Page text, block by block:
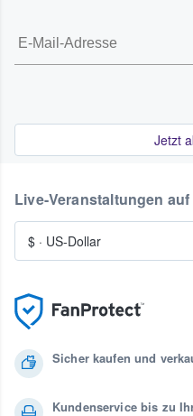
Jetzt
Sicher kaufen und
Kundenservice bis zu
Live-Veranstaltungen
$ · US-Dollar